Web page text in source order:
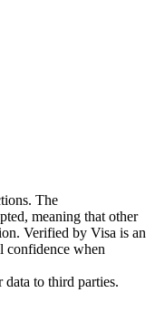
The
meaning that other
Verified by Visa is an
confidence when
to third parties.